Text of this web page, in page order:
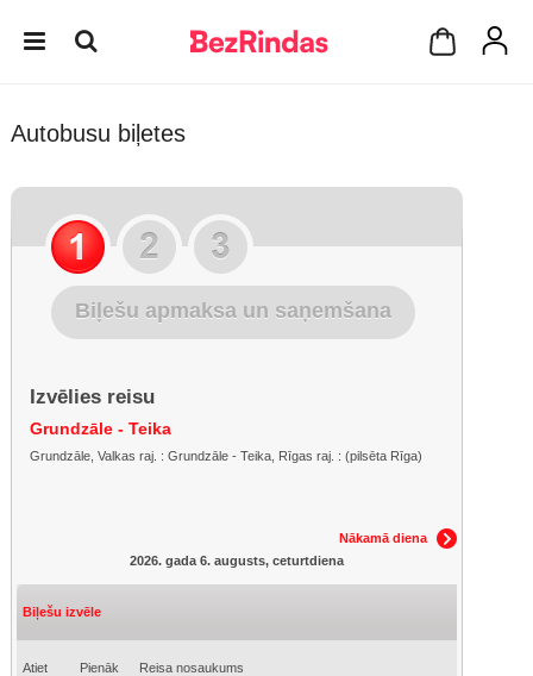
Autobusu biļetes
Biļešu apmaksa un saņemšana
Izvēlies reisu
Grundzāle - Teika
Grundzāle, Valkas raj. : Grundzāle - Teika, Rīgas raj. : (pilsēta Rīga)
Nākamā diena
2026. gada 6. augusts, ceturtdiena
Biļešu izvēle
Atiet Pienāk Reisa nosaukums